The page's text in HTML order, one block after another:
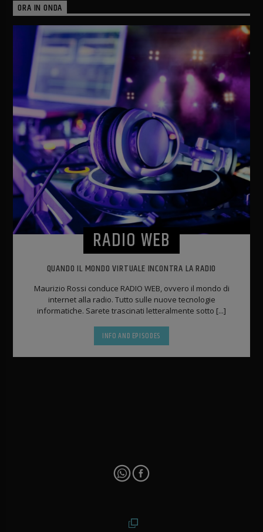
ORA IN ONDA
RADIO WEB
QUANDO IL MONDO VIRTUALE INCONTRA LA RADIO
Maurizio Rossi conduce RADIO WEB, ovvero il mondo di
internet alla radio. Tutto sulle nuove tecnologie
informatiche. Sarete trascinati letteralmente sotto [...]
INFO AND EPISODES